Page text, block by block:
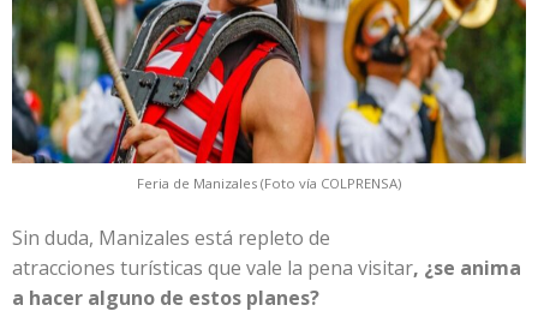
Feria de Manizales (Foto vía COLPRENSA)
Sin duda, Manizales está repleto de
atracciones turísticas que vale la pena visitar, ¿se anima
a hacer alguno de estos planes?